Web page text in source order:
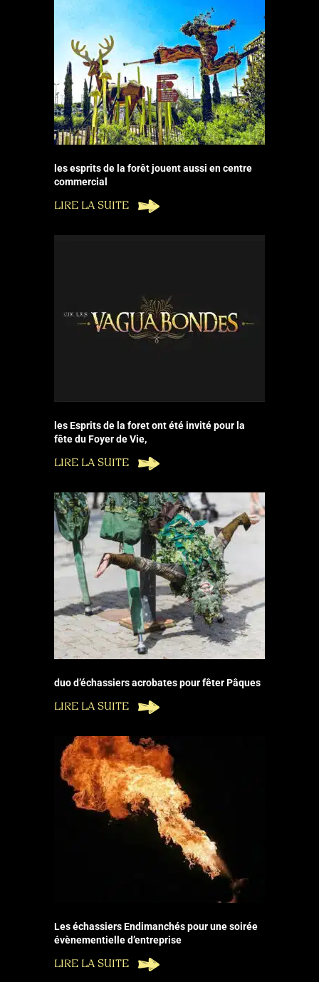
les esprits de la forêt jouent aussi en centre
commercial
LIRE LA SUITE
les Esprits de la foret ont été invité pour la
fête du Foyer de Vie,
LIRE LA SUITE
duo d’échassiers acrobates pour fêter Pâques
LIRE LA SUITE
Les échassiers Endimanchés pour une soirée
évènementielle d’entreprise
LIRE LA SUITE